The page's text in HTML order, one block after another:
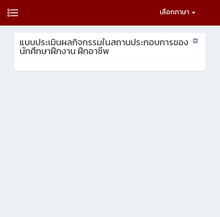
เลือกภาษา
แบบประเมินผลกิจกรรมในสถานประกอบการของ
นักศึกษาฝึกงาน ฝึกอาชีพ